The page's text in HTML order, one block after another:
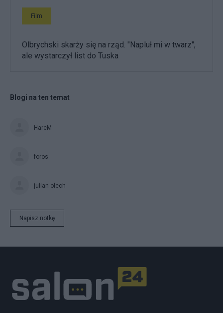
Film
Olbrychski skarży się na rząd. "Napluł mi w twarz",
ale wystarczył list do Tuska
Blogi na ten temat
HareM
foros
julian olech
Napisz notkę